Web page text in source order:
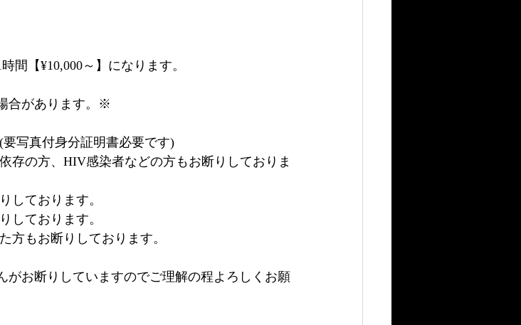
間【¥10,000～】になります。
合があります。※
写真付身分証明書必要です)
存の方、HIV感染者などの方もお断りしておりま
しております。
しております。
もお断りしております。
お断りしていますのでご理解の程よろしくお願